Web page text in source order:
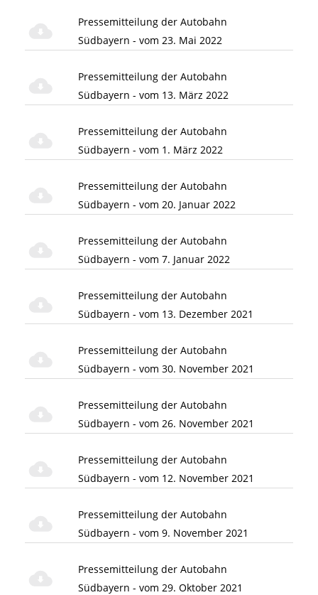
Pressemitteilung der Autobahn
Südbayern - vom 23. Mai 2022
Pressemitteilung der Autobahn
Südbayern - vom 13. März 2022
Pressemitteilung der Autobahn
Südbayern - vom 1. März 2022
Pressemitteilung der Autobahn
Südbayern - vom 20. Januar 2022
Pressemitteilung der Autobahn
Südbayern - vom 7. Januar 2022
Pressemitteilung der Autobahn
Südbayern - vom 13. Dezember 2021
Pressemitteilung der Autobahn
Südbayern - vom 30. November 2021
Pressemitteilung der Autobahn
Südbayern - vom 26. November 2021
Pressemitteilung der Autobahn
Südbayern - vom 12. November 2021
Pressemitteilung der Autobahn
Südbayern - vom 9. November 2021
Pressemitteilung der Autobahn
Südbayern - vom 29. Oktober 2021